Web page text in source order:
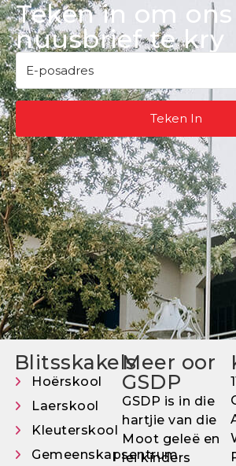
Teken in om ons
nuusbrief te kry
Teken In
Blitsskakels
Hoërskool
Laerskool
Kleuterskool
Gemeenskapsentrum
Meer oor
GSDP
GSDP is in die
hartjie van die
Moot geleë en
lei kinders